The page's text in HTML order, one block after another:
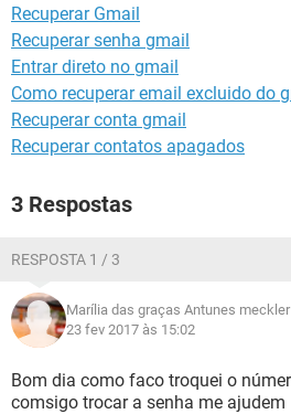
Recuperar Gmail
Recuperar senha gmail
Entrar direto no gmail
Como recuperar email excluido do
Recuperar conta gmail
Recuperar contatos apagados
3 Respostas
RESPOSTA 1 / 3
Marília das graças Antunes meckler
23 fev 2017 às 15:02
Bom dia como faco troquei o
comsigo trocar a senha me ajudem